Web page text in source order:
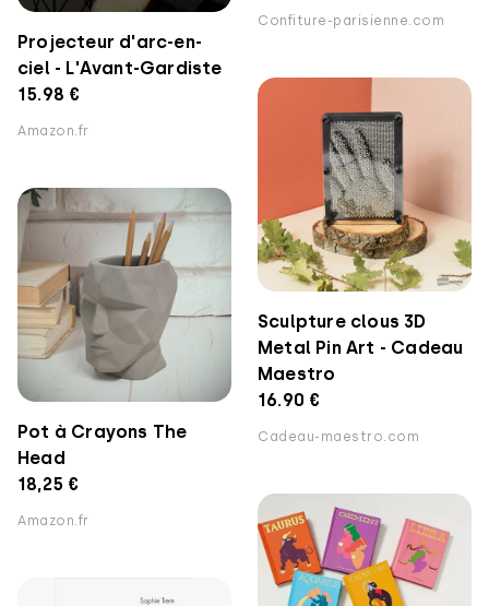
Confiture-parisienne.com
Projecteur d'arc-en-
ciel - L'Avant-Gardiste
15.98 €
Amazon.fr
Sculpture clous 3D
Metal Pin Art - Cadeau
Maestro
16.90 €
Cadeau-maestro.com
Pot à Crayons The
Head
18,25 €
Amazon.fr